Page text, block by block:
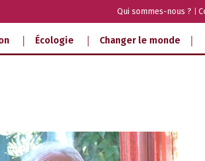
Qui sommes-nous ?
Écologie Changer le monde